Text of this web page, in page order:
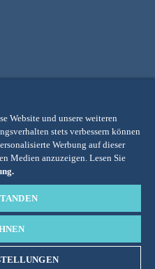
Fear
Website und unsere weiteren
stets verbessern können
Werbung auf dieser
Medien anzuzeigen. Lesen Sie